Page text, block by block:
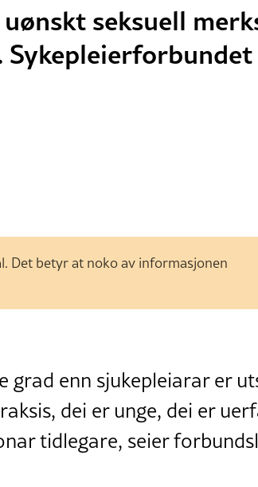
seksuell
Det betyr at noko av informasjonen
grad enn sjukepleiarar er
dei er unge, dei er
tidlegare, seier